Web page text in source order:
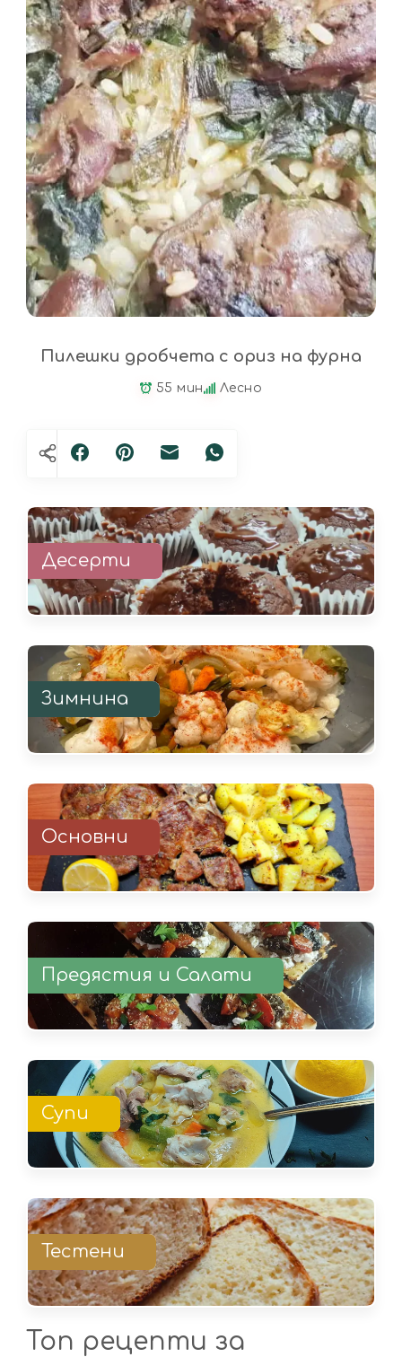
Пилешки дробчета с ориз на фурна
55 мин Лесно
Десерти
Зимнина
Основни
Предястия и Салати
Супи
Тестени
Топ рецепти за